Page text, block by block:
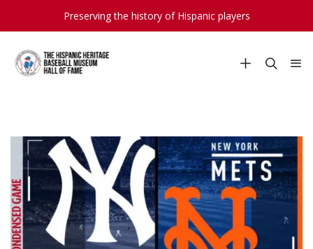
Preserving the history of Hispanic players